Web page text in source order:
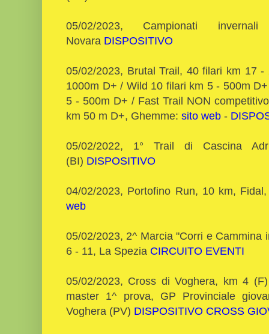
05/02/2023, Campionati
Novara DISPOSITIVO
05/02/2023, Brutal Trail, 40 filari km 17
1000m D+ / Wild 10 filari km 5 - 500m
5 - 500m D+ / Fast Trail NON
km 50 m D+, Ghemme: sito web -
05/02/2022, 1° Trail di Cascina
(BI) DISPOSITIVO
04/02/2023, Portofino Run, 10 km,
web
05/02/2023, 2^ Marcia "Corri e
6 - 11, La Spezia CIRCUITO EVENTI
05/02/2023, Cross di Voghera, km 4
master 1^ prova, GP Provinciale
Voghera (PV) DISPOSITIVO CROSS